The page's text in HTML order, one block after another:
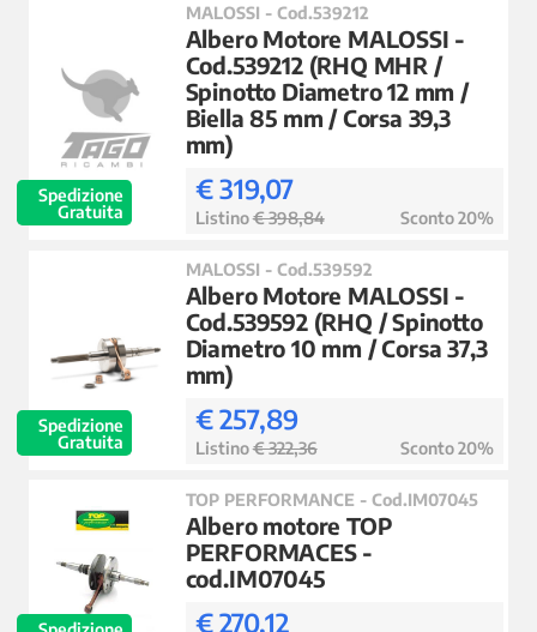
Spedizione
Gratuita
MALOSSI - Cod.539212
Albero Motore MALOSSI -
Cod.539212 (RHQ MHR /
Spinotto Diametro 12 mm /
Biella 85 mm / Corsa 39,3
mm)
€ 319,07
Listino€ 398,84 Sconto 20%
Spedizione
Gratuita
MALOSSI - Cod.539592
Albero Motore MALOSSI -
Cod.539592 (RHQ / Spinotto
Diametro 10 mm / Corsa 37,3
mm)
€ 257,89
Listino€ 322,36 Sconto 20%
TOP PERFORMANCE - Cod.IM07045
Albero motore TOP
PERFORMACES -
cod.IM07045
€ 270,12